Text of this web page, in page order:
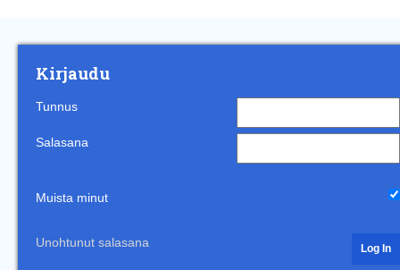
Kirjaudu
Tunnus
Salasana
Muista minut
Unohtunut salasana